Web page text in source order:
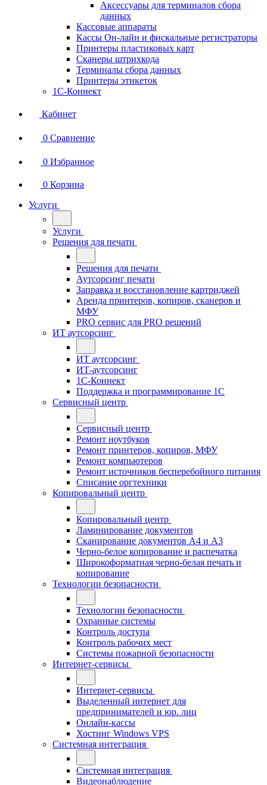
Аксессуары для терминалов сбора
данных
Кассовые аппараты
Кассы Он-лайн и фискальные регистраторы
Принтеры пластиковых карт
Сканеры штрихкода
Терминалы сбора данных
Принтеры этикеток
1С-Коннект
Кабинет
0 Сравнение
0 Избранное
0 Корзина
Услуги
Услуги
Решения для печати
Решения для печати
Аутсорсинг печати
Заправка и восстановление картриджей
Аренда принтеров, копиров, сканеров и
МФУ
PRO сервис для PRO решений
ИТ аутсорсинг
ИТ аутсорсинг
ИТ-аутсорсинг
1С-Коннект
Поддержка и программирование 1С
Сервисный центр
Сервисный центр
Ремонт ноутбуков
Ремонт принтеров, копиров, МФУ
Ремонт компьютеров
Ремонт источников бесперебойного питания
Списание оргтехники
Копировальный центр
Копировальный центр
Ламинирование документов
Сканирование документов А4 и А3
Черно-белое копирование и распечатка
Широкоформатная черно-белая печать и
копирование
Технологии безопасности
Технологии безопасности
Охранные системы
Контроль доступа
Контроль рабочих мест
Системы пожарной безопасности
Интернет-сервисы
Интернет-сервисы
Выделенный интернет для
предпринимателей и юр. лиц
Онлайн-кассы
Хостинг Windows VPS
Системная интеграция
Системная интеграция
Видеонаблюдение